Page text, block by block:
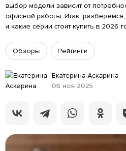
выбор модели зависит от
офисной работы. Итак,
и какие серии стоит купить в 2026
Екатерина Аскарина
06 ноя 2025
Обзоры Рейтинги